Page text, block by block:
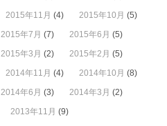
2015年11月 (4) 2015年10月 (5)
2015年7月 (7) 2015年6月 (5)
2015年3月 (2) 2015年2月 (5)
2014年11月 (4) 2014年10月 (8)
2014年6月 (3) 2014年3月 (2)
2013年11月 (9)